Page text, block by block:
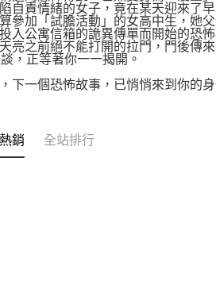
自責情緒的女子，竟在某天迎來了
參加「試膽活動」的女高中生，她
入公寓信箱的詭異傳單而開始的恐
亮之前絕不能打開的拉門，門後傳
，正等著你一一揭開。
下一個恐怖故事，已悄悄來到你的
銷 全站排行